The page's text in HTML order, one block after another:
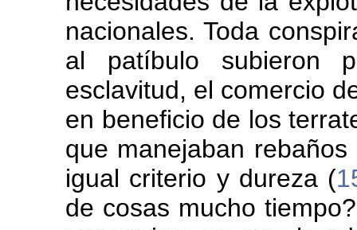
nacionales. Toda
al patíbulo subieron
esclavitud, el comercio
en beneficio de los
que manejaban
igual criterio y dureza (
de cosas mucho